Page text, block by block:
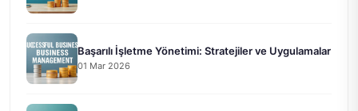
Başarılı İşletme Yönetimi: Stratejiler ve Uygulamalar
01 Mar 2026